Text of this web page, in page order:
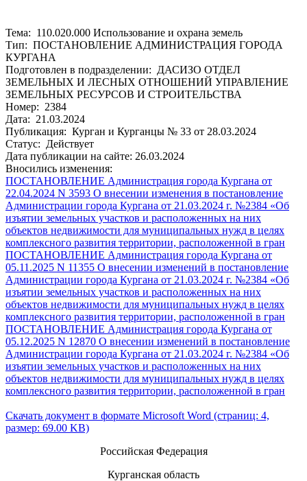
Тема: 110.020.000 Использование и охрана земель
Тип: ПОСТАНОВЛЕНИЕ АДМИНИСТРАЦИЯ ГОРОДА
КУРГАНА
Подготовлен в подразделении: ДАСИЗО ОТДЕЛ
ЗЕМЕЛЬНЫХ И ЛЕСНЫХ ОТНОШЕНИЙ УПРАВЛЕНИЕ
ЗЕМЕЛЬНЫХ РЕСУРСОВ И СТРОИТЕЛЬСТВА
Номер: 2384
Дата: 21.03.2024
Публикация: Курган и Курганцы № 33 от 28.03.2024
Статус: Действует
Дата публикации на сайте: 26.03.2024
Вносились изменения:
ПОСТАНОВЛЕНИЕ Администрация города Кургана от
22.04.2024 N 3593 О внесении изменения в постановление
Администрации города Кургана от 21.03.2024 г. №2384 «Об
изъятии земельных участков и расположенных на них
объектов недвижимости для муниципальных нужд в целях
комплексного развития территории, расположенной в гран
ПОСТАНОВЛЕНИЕ Администрация города Кургана от
05.11.2025 N 11355 О внесении изменений в постановление
Администрации города Кургана от 21.03.2024 г. №2384 «Об
изъятии земельных участков и расположенных на них
объектов недвижимости для муниципальных нужд в целях
комплексного развития территории, расположенной в гран
ПОСТАНОВЛЕНИЕ Администрация города Кургана от
05.12.2025 N 12870 О внесении изменений в постановление
Администрации города Кургана от 21.03.2024 г. №2384 «Об
изъятии земельных участков и расположенных на них
объектов недвижимости для муниципальных нужд в целях
комплексного развития территории, расположенной в гран
Скачать документ в формате Microsoft Word (страниц: 4,
размер: 69.00 KB)
Российская Федерация
Курганская область